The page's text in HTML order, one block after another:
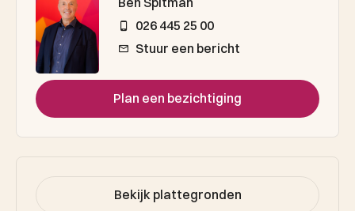
026 445 25 00
Stuur een bericht
Plan een bezichtiging
Bekijk plattegronden